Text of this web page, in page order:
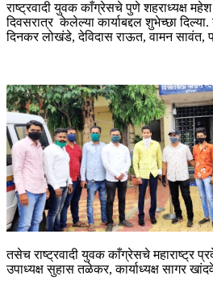
राष्ट्रवादी युवक काँग्रेसचे पुणे शहराध्यक्ष
दिवसरात्र केलेल्या कार्याबद्दल शुभेच्छा
दिनकर लोखंडे, देविदास राऊत, वामन सावंत,
तसेच राष्ट्रवादी युवक काँग्रेसचे महाराष्ट्र
उपाध्यक्ष सुहास तळेकर, कार्याध्यक्ष सागर